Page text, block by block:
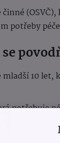
potřeby
10 let,
potřebuje
to i ve věku
zařízení, v